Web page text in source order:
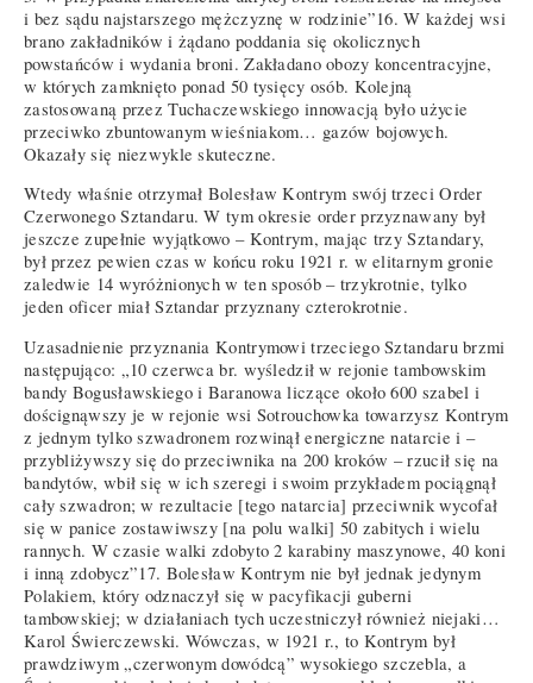
i bez sądu najstarszego mężczyznę w rodzinie”16. W każdej wsi
brano zakładników i żądano poddania się okolicznych
powstańców i wydania broni. Zakładano obozy koncentracyjne,
w których zamknięto ponad 50 tysięcy osób. Kolejną
zastosowaną przez Tuchaczewskiego innowacją było użycie
przeciwko zbuntowanym wieśniakom… gazów bojowych.
Okazały się niezwykle skuteczne.
Wtedy właśnie otrzymał Bolesław Kontrym swój trzeci Order
Czerwonego Sztandaru. W tym okresie order przyznawany był
jeszcze zupełnie wyjątkowo – Kontrym, mając trzy Sztandary,
był przez pewien czas w końcu roku 1921 r. w elitarnym gronie
zaledwie 14 wyróżnionych w ten sposób – trzykrotnie, tylko
jeden oficer miał Sztandar przyznany czterokrotnie.
Uzasadnienie przyznania Kontrymowi trzeciego Sztandaru brzmi
następująco: „10 czerwca br. wyśledził w rejonie tambowskim
bandy Bogusławskiego i Baranowa liczące około 600 szabel i
doścignąwszy je w rejonie wsi Sotrouchowka towarzysz Kontrym
z jednym tylko szwadronem rozwinął energiczne natarcie i –
przybliżywszy się do przeciwnika na 200 kroków – rzucił się na
bandytów, wbił się w ich szeregi i swoim przykładem pociągnął
cały szwadron; w rezultacie [tego natarcia] przeciwnik wycofał
się w panice zostawiwszy [na polu walki] 50 zabitych i wielu
rannych. W czasie walki zdobyto 2 karabiny maszynowe, 40 koni
i inną zdobycz”17. Bolesław Kontrym nie był jednak jedynym
Polakiem, który odznaczył się w pacyfikacji guberni
tambowskiej; w działaniach tych uczestniczył również niejaki…
Karol Świerczewski. Wówczas, w 1921 r., to Kontrym był
prawdziwym „czerwonym dowódcą” wysokiego szczebla, a